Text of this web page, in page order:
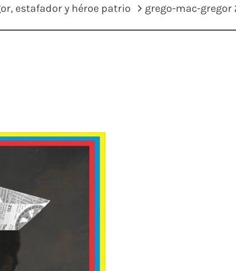
estafador y héroe patrio grego-mac-gregor